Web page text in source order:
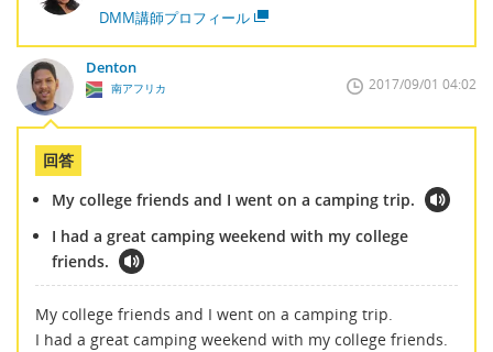
DMM講師プロフィール
Denton
南アフリカ 2017/09/01 04:02
回答
My college friends and I went on a camping trip.
I had a great camping weekend with my college
friends.
My college friends and I went on a camping trip.
I had a great camping weekend with my college friends.